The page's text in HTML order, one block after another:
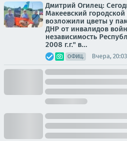
Дмитрий Огилец:
Макеевский
возложили цветы у
ДНР от инвалидов
независимость
2008 г.г." в...
ОФИЦ. Вчера, 20:03